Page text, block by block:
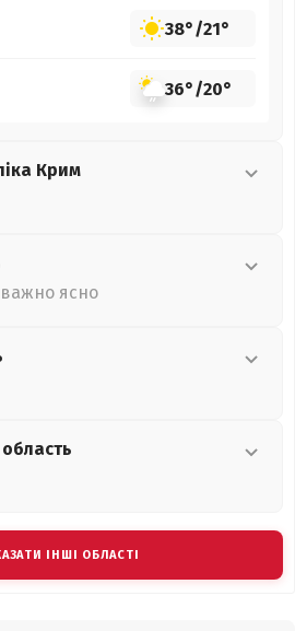
38°/21°
36°/20°
Крим
ясно
область
ІНШІ ОБЛАСТІ